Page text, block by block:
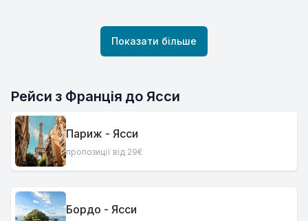
Показати більше
Рейси з Франція до Ясси
Париж - Ясси
пропозиції від 29€
Бордо - Ясси